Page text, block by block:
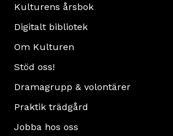
Kulturens årsbok
Digitalt bibliotek
Om Kulturen
Stöd oss!
Dramagrupp & volontärer
Praktik trädgård
Jobba hos oss